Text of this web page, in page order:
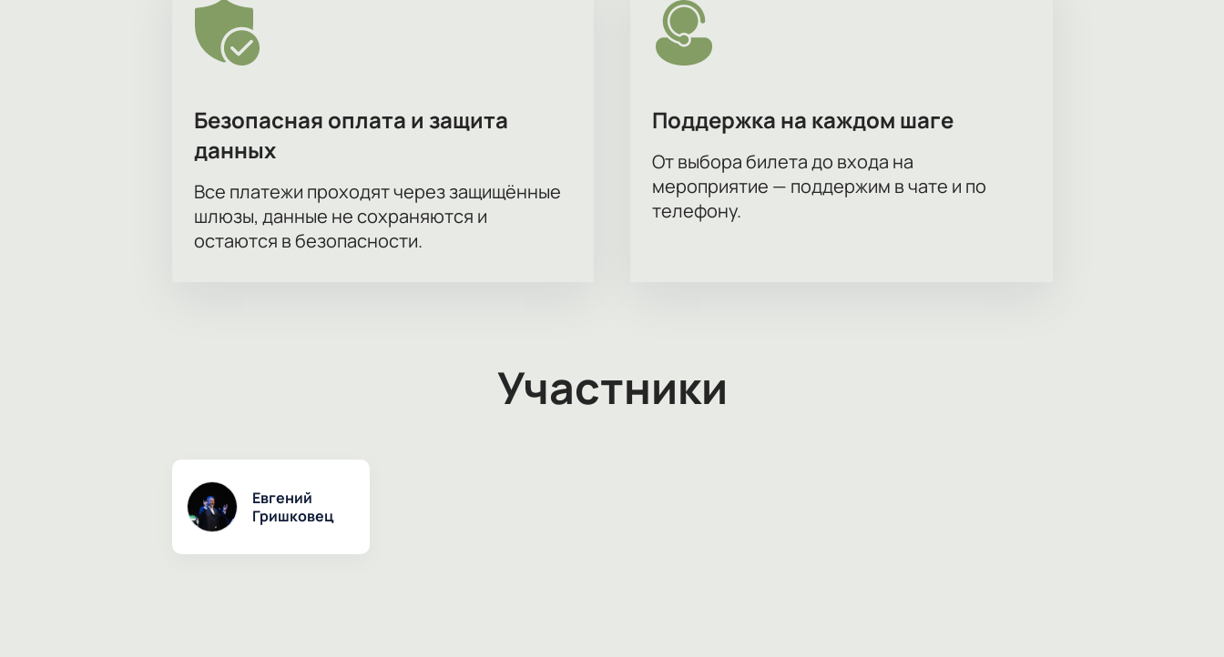
Безопасная оплата и защита
данных
Все платежи проходят через защищённые
шлюзы, данные не сохраняются и
остаются в безопасности.
Поддержка на каждом шаге
От выбора билета до входа на
мероприятие — поддержим в чате и по
телефону.
Участники
Евгений
Гришковец